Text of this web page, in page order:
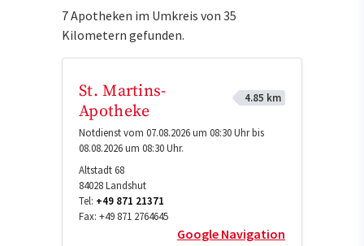
7 Apotheken im Umkreis von 35
Kilometern gefunden.
St. Martins-
Apotheke
4.85 km
Notdienst vom 07.08.2026 um 08:30 Uhr bis
08.08.2026 um 08:30 Uhr.
Altstadt 68
84028Landshut
Tel: +49 871 21371
Fax: +49 871 2764645
Google Navigation